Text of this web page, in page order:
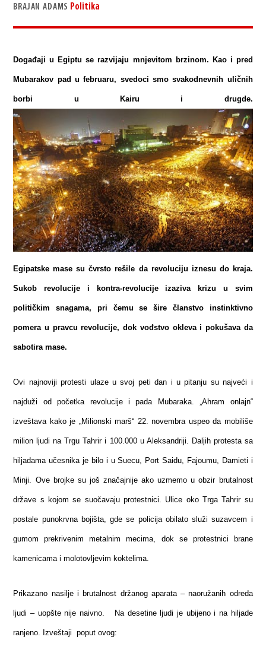
BRAJAN ADAMS Politika
Događaji u Egiptu se razvijaju mnjevitom brzinom. Kao i pred
Mubarakov pad u februaru, svedoci smo svakodnevnih uličnih
borbi u Kairu i drugde.
Egipatske mase su čvrsto rešile da revoluciju iznesu do kraja.
Sukob revolucije i kontra-revolucije izaziva krizu u svim
političkim snagama, pri čemu se šire članstvo instinktivno
pomera u pravcu revolucije, dok vođstvo okleva i pokušava da
sabotira mase.
Ovi najnoviji protesti ulaze u svoj peti dan i u pitanju su najveći i
najduži od početka revolucije i pada Mubaraka. „Ahram onlajn“
izveštava kako je „Milionski marš“ 22. novembra uspeo da mobiliše
milion ljudi na Trgu Tahrir i 100.000 u Aleksandriji. Daljih protesta sa
hiljadama učesnika je bilo i u Suecu, Port Saidu, Fajoumu, Damieti i
Minji. Ove brojke su još značajnije ako uzmemo u obzir brutalnost
države s kojom se suočavaju protestnici. Ulice oko Trga Tahrir su
postale punokrvna bojišta, gde se policija obilato služi suzavcem i
gumom prekrivenim metalnim mecima, dok se protestnici brane
kamenicama i molotovljevim koktelima.
Prikazano nasilje i brutalnost držanog aparata – naoružanih odreda
ljudi – uopšte nije naivno. Na desetine ljudi je ubijeno i na hiljade
ranjeno. Izveštaji poput ovog: